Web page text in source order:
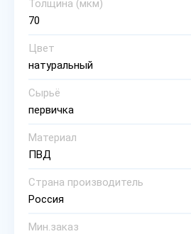
Толщина (мкм)
70
Цвет
натуральный
Сырьё
первичка
Материал
ПВД
Страна производитель
Россия
Мин.заказ